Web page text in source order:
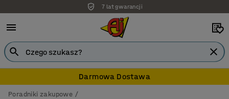
Darmowa dostawa
Darmowa Dostawa
Poradniki zakupowe